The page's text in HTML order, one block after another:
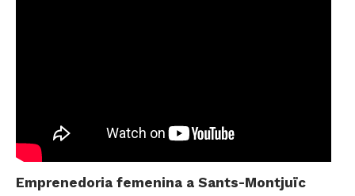
Emprenedoria femenina a Sants-Montjuïc